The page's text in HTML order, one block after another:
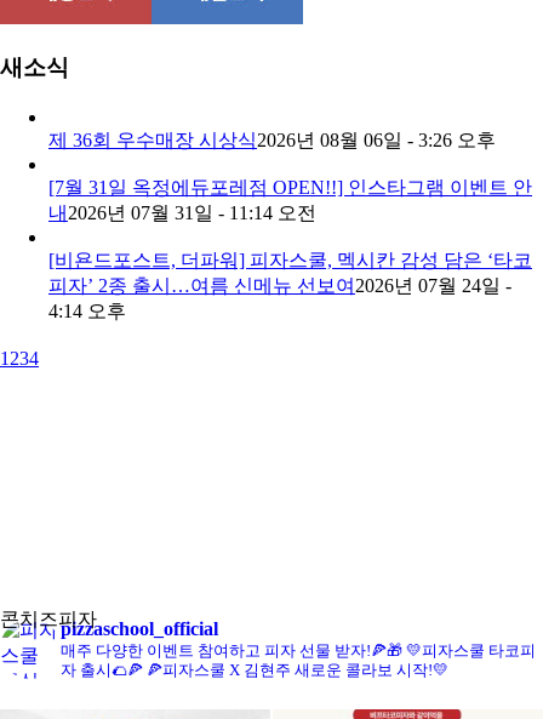
새소식
제 36회 우수매장 시상식2026년 08월 06일 - 3:26 오후
[7월 31일 옥정에듀포레점 OPEN!!] 인스타그램 이벤트 안
내 2026년 07월 31일 - 11:14 오전
[비욘드포스트, 더파워] 피자스쿨, 멕시칸 감성 담은 ‘타코
피자’ 2종 출시…여름 신메뉴 선보여 2026년 07월 24일 -
4:14 오후
1 234
콘치즈피자pizzaschool_official
매주 다양한 이벤트 참여하고 피자 선물 받자!🍕🎁 💛피자스쿨 타코피
자 출시🌮🍕 🍕피자스쿨 X 김현주 새로운 콜라보 시작!💛